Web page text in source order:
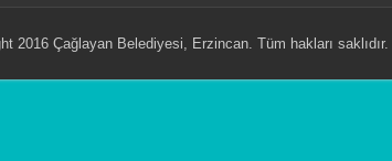
2016 Çağlayan Belediyesi, Erzincan. Tüm hakları saklıdır.